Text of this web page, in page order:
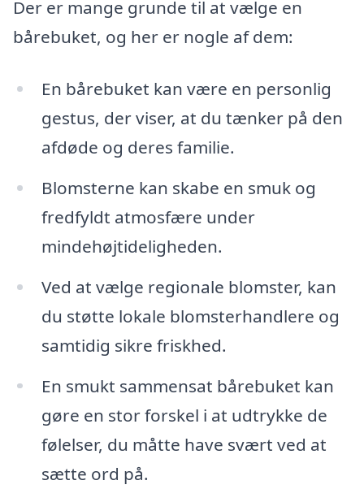
Der er mange grunde til at vælge en
bårebuket, og her er nogle af dem:
En bårebuket kan være en personlig
gestus, der viser, at du tænker på den
afdøde og deres familie.
Blomsterne kan skabe en smuk og
fredfyldt atmosfære under
mindehøjtideligheden.
Ved at vælge regionale blomster, kan
du støtte lokale blomsterhandlere og
samtidig sikre friskhed.
En smukt sammensat bårebuket kan
gøre en stor forskel i at udtrykke de
følelser, du måtte have svært ved at
sætte ord på.